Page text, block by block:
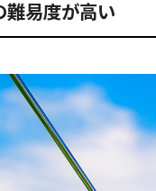
難易度が高い